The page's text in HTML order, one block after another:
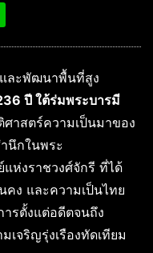
ละพัฒนาพื้นที่สูง
ปี ใต้ร่มพระบารมี
ศาสตร์ความเป็นมาของ
นึกในพระ
ห่งราชวงศ์จักรี ที่ได้
คง และความเป็นไทย
รตั้งแต่อดีตจนถึง
จริญรุ่งเรืองทัดเทียม